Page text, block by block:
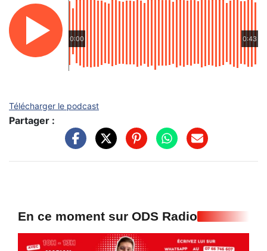
0:00 0:43
Télécharger le podcast
Partager :
En ce moment sur ODS Radio